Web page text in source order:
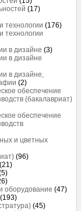
(17)
(176)
в дизайне (3)
в дизайне
в дизайне,
(2)
обеспечение
(бакалавриат)
обеспечение
и цветных
(96)
(21)
оборудование (47)
(193)
(45)